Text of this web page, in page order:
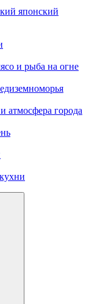
японский
и рыба на огне
атмосфера города